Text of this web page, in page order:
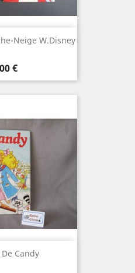
Neige W.Disney
€
De Candy